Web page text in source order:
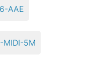
AAE
MIDI-5M